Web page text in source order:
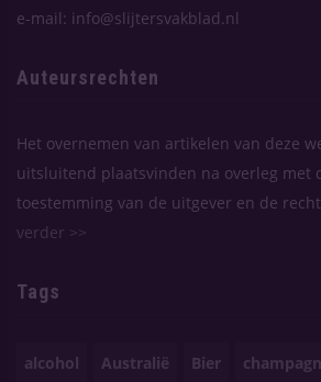
e-mail: info@slijtersvakblad.nl
Auteursrechten
Het overnemen van artikelen van deze
uitsluitend plaatsvinden na overleg met
toestemming van de uitgever en de
verder >>
Tags
alcohol Australië Bier